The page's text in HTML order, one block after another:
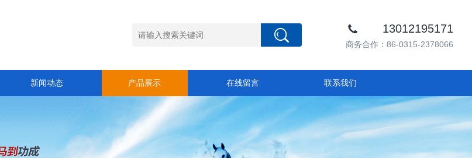
13012195171
商务合作：86-0315-2378066
新闻动态 产品展示 在线留言 联系我们